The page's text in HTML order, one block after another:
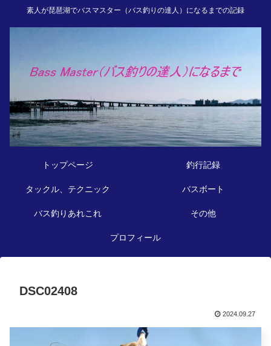
素人が琵琶湖でバスマスター（バス釣りの達人）になるまでの記録
トップページ 釣行記録
タックル、テクニック バスボート
バス釣りあれこれ その他
プロフィール
DSC02408
2024.09.27